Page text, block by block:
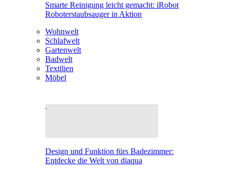
Smarte Reinigung leicht gemacht: iRobot
Roboterstaubsauger in Aktion
Wohnwelt
Schlafwelt
Gartenwelt
Badwelt
Textilien
Möbel
Design und Funktion fürs Badezimmer:
Entdecke die Welt von diaqua